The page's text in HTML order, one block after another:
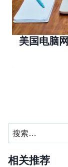
美国电脑
搜
索：
相关推荐